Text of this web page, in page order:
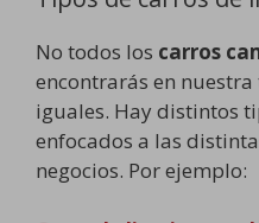
No todos los carros
encontrarás en
iguales. Hay distintos
enfocados a las
negocios. Por ejemplo: